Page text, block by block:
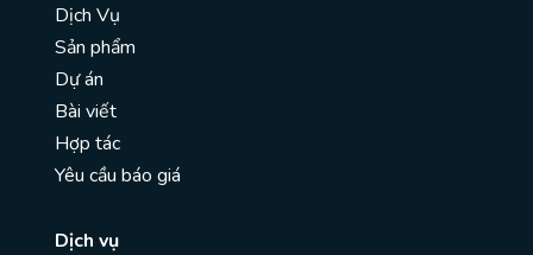
Dịch Vụ
Sản phẩm
Dự án
Bài viết
Hợp tác
Yêu cầu báo giá
Dịch vụ